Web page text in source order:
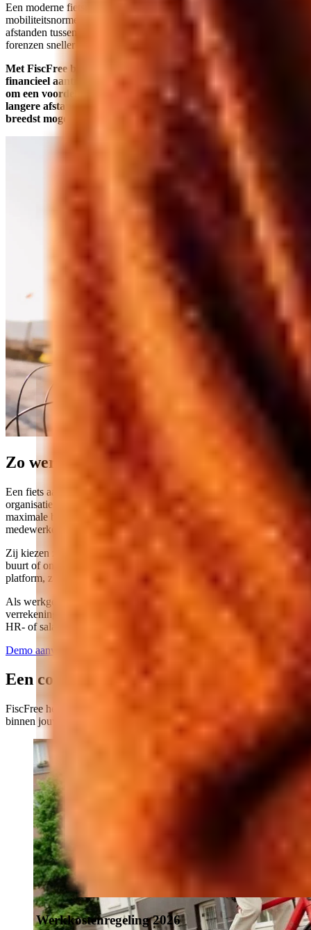
Werkkostenregeling 2026
Een moderne fietsregeling speelt daarnaast in op veranderende
mobiliteitsnormen: elektrische fietsen en speed pedelecs maken
afstanden tussen 10 en 30 kilometer goed bereikbaar, waardoor
forenzen sneller kiezen voor de fiets.
Met FiscFree bied je medewerkers een regeling die zowel
financieel aantrekkelijk als praktisch haalbaar is, of het nu gaat
om een voordelige koopfiets via de WKR, een leasefiets voor
langere afstanden of de combinatie van beide. Zo bereik je de
breedst mogelijke groep.
Zo werkt de fietsregeling via FiscFree
Een fiets aanschaffen via FiscFree is eenvoudig. Zodra jouw
organisatie is aangesloten en de spelregels zijn ingesteld, zoals
maximale bestedingsbedragen en bestelfrequentie, kunnen
medewerkers direct aan de slag.
Zij kiezen zelf hun fiets: bij een aangesloten rijwielhandelaar in de
buurt of online.
De bestelling en betaling lopen automatisch via het
platform, zonder declaraties of losse bonnetjes.
Als werkgever behoud je inzicht en controle. Bestellingen,
verrekeningen en budgetten worden automatisch verwerkt via het
HR- of salarissysteem. Alles compliant, efficiënt en overzichtelijk.
Demo aanvragen
Een complete fietsregeling
FiscFree heeft een volledig aanbod aan regelingen om fietsgebruik
binnen jouw organisatie een boost te geven.